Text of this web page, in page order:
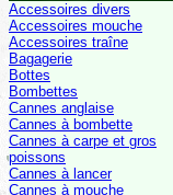
Accessoires divers
Accessoires mouche
Accessoires traîne
Bagagerie
Bottes
Bombettes
Cannes anglaise
Cannes à bombette
Cannes à carpe et gros
poissons
Cannes à lancer
Cannes à mouche